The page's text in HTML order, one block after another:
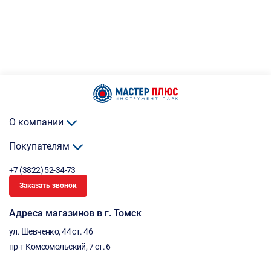
О компании
Покупателям
+7 (3822) 52-34-73
Заказать звонок
Адреса магазинов в г. Томск
ул. Шевченко, 44 ст. 46
пр-т Комсомольский, 7 ст. 6